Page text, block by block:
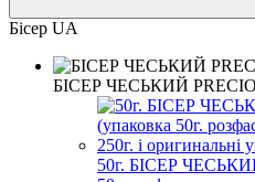
Бісер UA
БІСЕР ЧЕСЬКИЙ
50г. БІСЕР